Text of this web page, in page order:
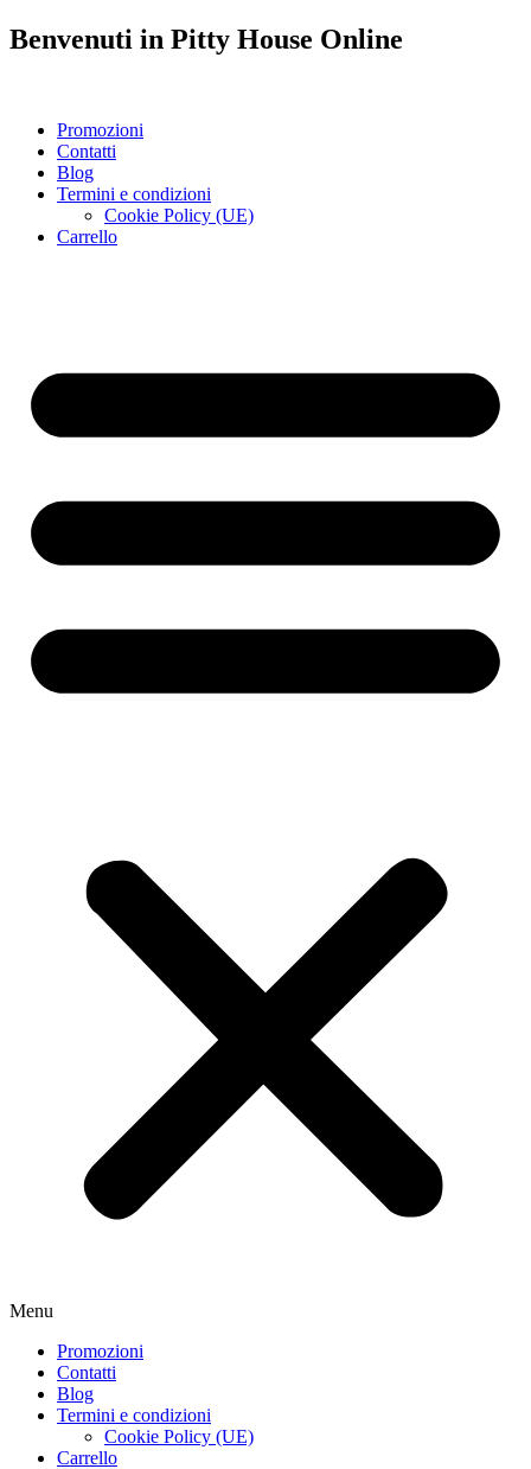
Benvenuti in Pitty House Online
Promozioni
Contatti
Blog
Termini e condizioni
Cookie Policy (UE)
Carrello
Menu
Promozioni
Contatti
Blog
Termini e condizioni
Cookie Policy (UE)
Carrello